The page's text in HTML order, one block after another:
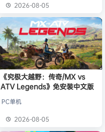
2026-08-05
《究极大越野：传奇/MX vs
ATV Legends》免安装中文版
PC单机
2026-08-05